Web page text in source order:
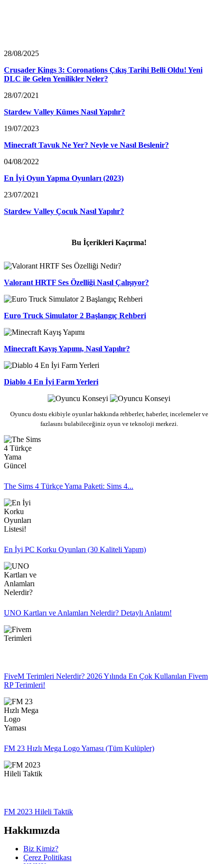
28/08/2025
Crusader Kings 3: Coronations Çıkış Tarihi Belli Oldu! Yeni
DLC ile Gelen Yenilikler Neler?
28/07/2021
Stardew Valley Kümes Nasıl Yapılır?
19/07/2023
Minecraft Tavuk Ne Yer? Neyle ve Nasıl Beslenir?
04/08/2022
En İyi Oyun Yapma Oyunları (2023)
23/07/2021
Stardew Valley Çocuk Nasıl Yapılır?
Bu İçerikleri Kaçırma!
Valorant HRTF Ses Özelliği Nasıl Çalışıyor?
Euro Truck Simulator 2 Başlangıç Rehberi
Minecraft Kayış Yapımı, Nasıl Yapılır?
Diablo 4 En İyi Farm Yerleri
Oyuncu dostu ekibiyle oyunlar hakkında rehberler, haberler, incelemeler ve
fazlasını bulabileceğiniz oyun ve teknoloji merkezi.
The Sims 4 Türkçe Yama Paketi: Sims 4...
En İyi PC Korku Oyunları (30 Kaliteli Yapım)
UNO Kartları ve Anlamları Nelerdir? Detaylı Anlatım!
FiveM Terimleri Nelerdir? 2026 Yılında En Çok Kullanılan Fivem
RP Terimleri!
FM 23 Hızlı Mega Logo Yaması (Tüm Kulüpler)
FM 2023 Hileli Taktik
Hakkımızda
Biz Kimiz?
Çerez Politikası